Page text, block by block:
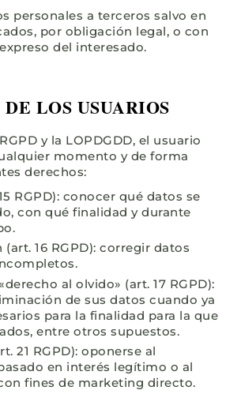
personales a terceros salvo en
por obligación legal, o con
del interesado.
LOS USUARIOS
y la LOPDGDD, el usuario
momento y de forma
derechos:
RGPD): conocer qué datos se
con qué finalidad y durante
16 RGPD): corregir datos
al olvido» (art. 17 RGPD):
de sus datos cuando ya
para la finalidad para la que
entre otros supuestos.
21 RGPD): oponerse al
en interés legítimo o al
fines de marketing directo.